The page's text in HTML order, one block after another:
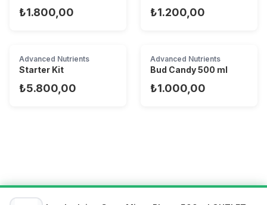
₺1.800,00 ₺1.200,00
Advanced Nutrients
Starter Kit
₺5.800,00
Advanced Nutrients
Bud Candy 500 ml
₺1.000,00